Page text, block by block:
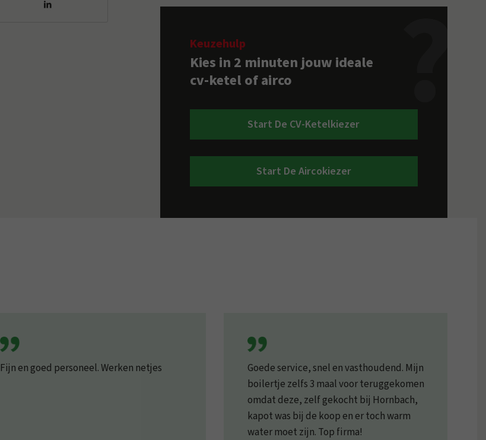
Keuzehulp
Kies in 2 minuten jouw ideale
cv-ketel of airco
Start De CV-Ketelkiezer
Start De Aircokiezer
Fijn en goed personeel. Werken netjes
Goede service, snel en vasthoudend. Mijn
boilertje zelfs 3 maal voor teruggekomen
omdat deze, zelf gekocht bij Hornbach,
kapot was bij de koop en er toch warm
water moet zijn. Top firma!